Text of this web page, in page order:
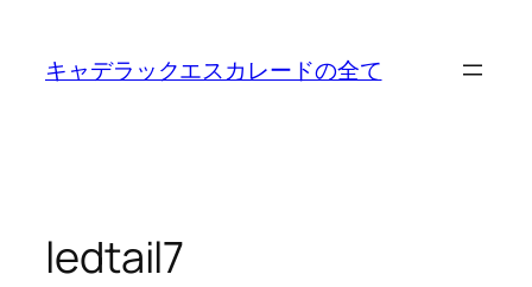
キャデラックエスカレードの全て
ledtail7